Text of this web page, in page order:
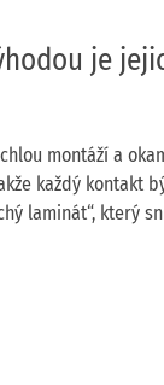
je
montáží a
každý kontakt
laminát“, který